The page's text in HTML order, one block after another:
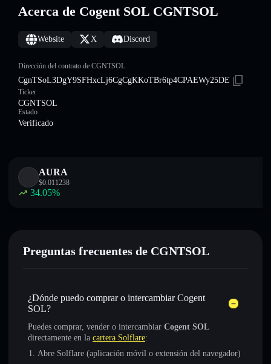
Acerca de Cogent SOL CGNTSOL
Website X Discord
Dirección del contrato de CGNTSOL
CgnTSoL3DgY9SFHxcLj6CgCgKKoTBr6tp4CPAEWy25DE
Ticker
CGNTSOL
Estado
Verificado
AURA
$0.011238
34.05%
Preguntas frecuentes de CGNTSOL
¿Dónde puedo comprar o intercambiar Cogent
SOL?
Puedes comprar, vender o intercambiar Cogent SOL
directamente en la cartera Solflare:
Abre Solflare (aplicación móvil o extensión del navegador)